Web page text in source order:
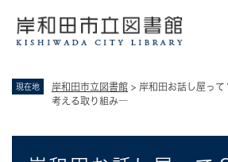
現在地 岸和田市立図書館 > 岸和田お話し屋っ
考える取り組み―